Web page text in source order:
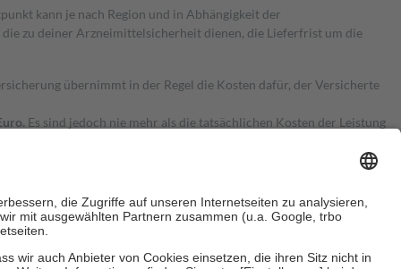
kann je nach Region und in Abhängigkeit der
zu deiner Arzneimittelsicherheit dienen, die Lieferfrist um die
übernimmt in der Regel die Kosten dafür, der Versicherte
Es sind jedoch nie mehr als die tatsächlichen Kosten der Leistung
Zuzahlungen an bei: